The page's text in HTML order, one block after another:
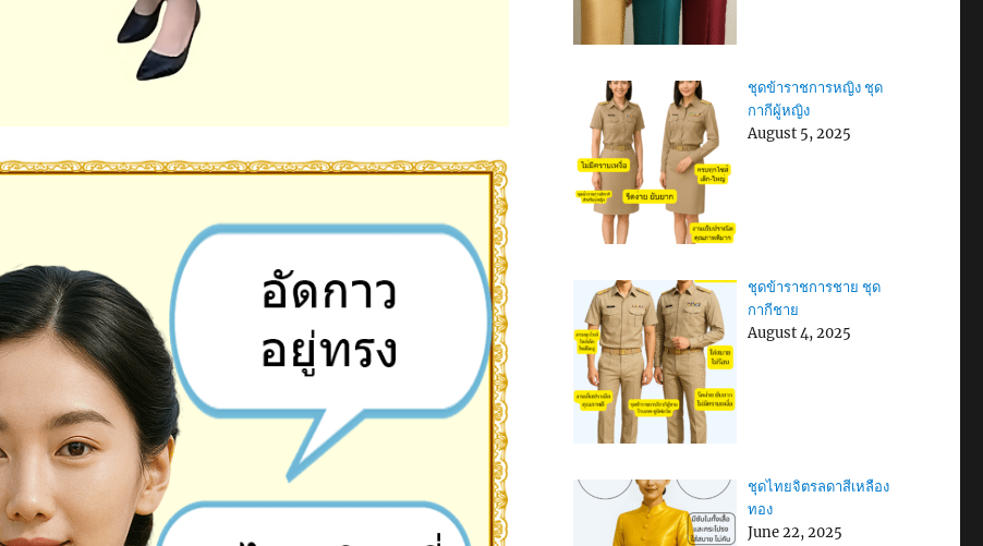
ชุดข้าราชการหญิง ชุด
กากีผู้หญิง
August 5, 2025
ชุดข้าราชการชาย ชุด
กากีชาย
August 4, 2025
ชุดไทยจิตรลดาสีเหลือง
ทอง
June 22, 2025